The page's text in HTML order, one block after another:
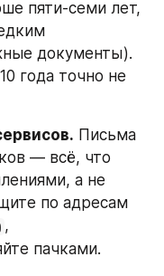
пяти-семи лет,
документы).
года точно не
Письма
— всё, что
а не
по адресам
пачками.